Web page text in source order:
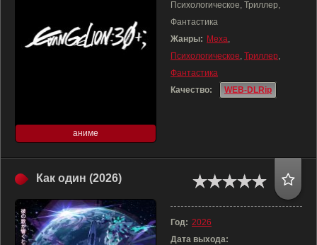
аниме
Психологическое, Триллер,
Фантастика
Жанры: Меха,
Психологическое, Триллер,
Фантастика
Качество:
WEB-DLRip
Как один (2026)
Год: 2026
Дата выхода: